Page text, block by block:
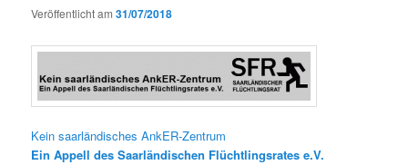
Veröffentlicht am31/07/2018
Kein saar­ländis­ches AnkER-Zentrum
Ein Appell des Saar­ländischen Flüchtlingsrates e.V.